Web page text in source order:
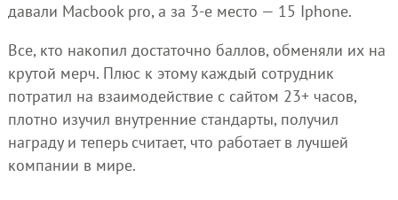
давали Macbook pro, а за 3-е место — 15 Iphone.
Все, кто накопил достаточно баллов, обменяли их на
крутой мерч. Плюс к этому каждый сотрудник
потратил на взаимодействие с сайтом 23+ часов,
плотно изучил внутренние стандарты, получил
награду и теперь считает, что работает в лучшей
компании в мире.